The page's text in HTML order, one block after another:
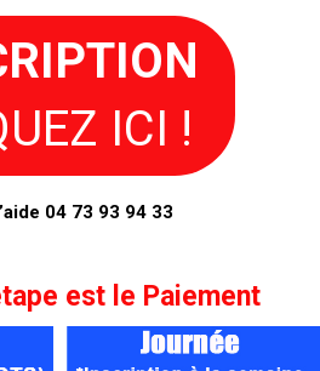
ICI !
04 73 93 94 33
est le Paiement